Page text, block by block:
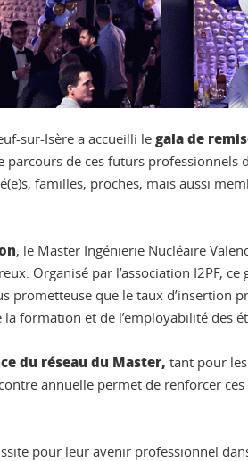
sur-Isère a accueilli le gala de
parcours de ces futurs
familles, proches, mais aussi
, le Master Ingénierie Nucléaire
Organisé par l’association I2PF,
prometteuse que le taux
formation et de l’employabilité des
du réseau du Master, tant pour
annuelle permet de renforcer
pour leur avenir professionnel